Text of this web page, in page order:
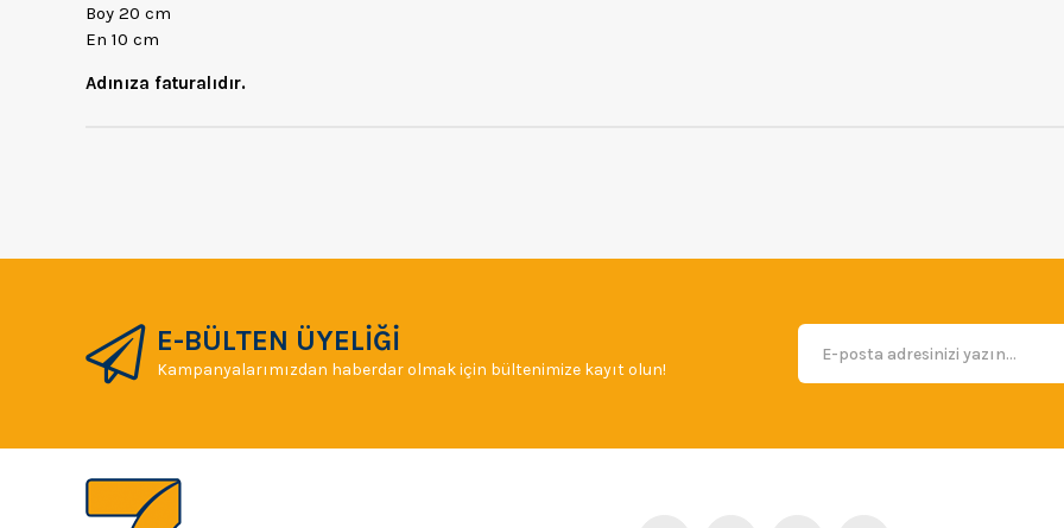
Boy 20 cm
En 10 cm
Adınıza faturalıdır.
E-BÜLTEN ÜYELİĞİ
Kampanyalarımızdan haberdar olmak için bültenimize kayıt olun!